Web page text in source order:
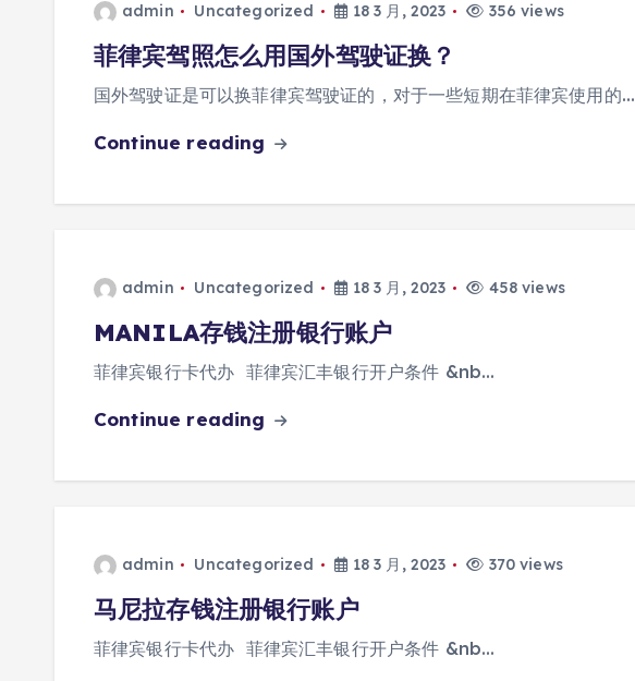
admin Uncategorized 18 3 月, 2023 356 views
菲律宾驾照怎么用国外驾驶证换？
国外驾驶证是可以换菲律宾驾驶证的，对于一些短期在菲律宾使用的…
Continue reading
admin Uncategorized 18 3 月, 2023 458 views
MANILA存钱注册银行账户
菲律宾银行卡代办 菲律宾汇丰银行开户条件 &nb…
Continue reading
admin Uncategorized 18 3 月, 2023 370 views
马尼拉存钱注册银行账户
菲律宾银行卡代办 菲律宾汇丰银行开户条件 &nb…